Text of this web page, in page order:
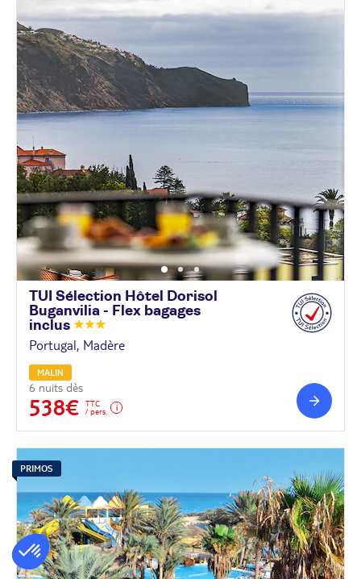
TUI Sélection Hôtel Dorisol
Buganvilia - Flex bagages
inclus
Portugal, Madère
MALIN
6 nuits dès
538€
TTC
/ pers.
PRIMOS